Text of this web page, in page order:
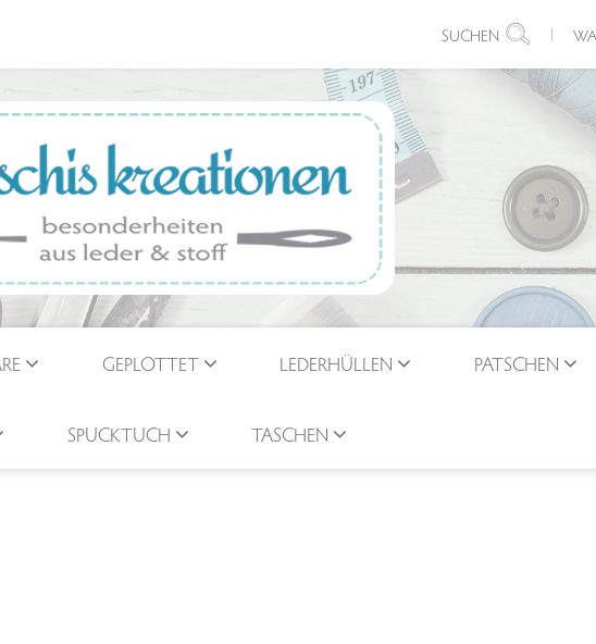
SUCHEN
GEPLOTTET LEDERHÜLLEN PATSCHEN
SPUCKTUCH TASCHEN